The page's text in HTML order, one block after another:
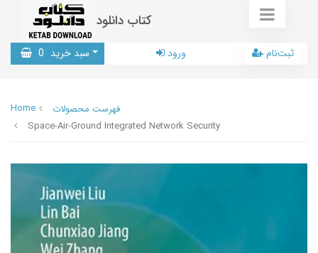
کتاب دانلود
سبد خرید 0 ورود ثبت‌نام
Home
فهرست محصولات
Space-Air-Ground Integrated Network Security